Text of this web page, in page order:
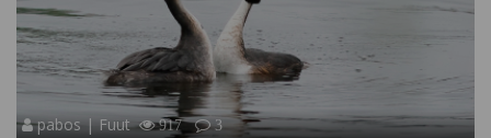
pabos | Fuut 917 3